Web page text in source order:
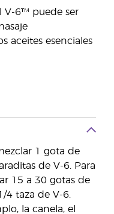
V-6™ puede ser
aceites esenciales
1 gota de
de V-6. Para
15 a 30 gotas de
4 taza de V-6.
la canela, el